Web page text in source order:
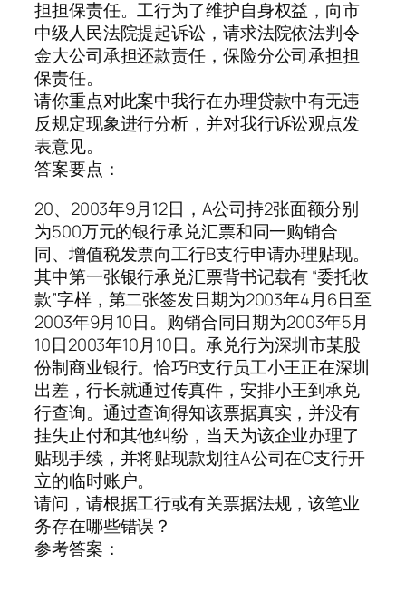
担担保责任。工行为了维护自身权益，向市
中级人民法院提起诉讼，请求法院依法判令
金大公司承担还款责任，保险分公司承担担
保责任。
请你重点对此案中我行在办理贷款中有无违
反规定现象进行分析，并对我行诉讼观点发
表意见。
答案要点：
20、2003年9月12日，A公司持2张面额分别
为500万元的银行承兑汇票和同一购销合
同、增值税发票向工行B支行申请办理贴现。
其中第一张银行承兑汇票背书记载有 “委托收
款”字样，第二张签发日期为2003年4月6日至
2003年9月10日。购销合同日期为2003年5月
10日2003年10月10日。承兑行为深圳市某股
份制商业银行。恰巧B支行员工小王正在深圳
出差，行长就通过传真件，安排小王到承兑
行查询。通过查询得知该票据真实，并没有
挂失止付和其他纠纷，当天为该企业办理了
贴现手续，并将贴现款划往A公司在C支行开
立的临时账户。
请问，请根据工行或有关票据法规，该笔业
务存在哪些错误？
参考答案：